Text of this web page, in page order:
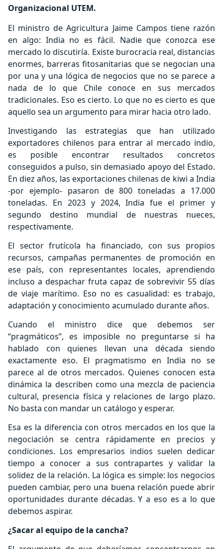
Organizacional UTEM.
El ministro de Agricultura Jaime Campos tiene razón
en algo: India no es fácil. Nadie que conozca ese
mercado lo discutiría. Existe burocracia real, distancias
enormes, barreras fitosanitarias que se negocian una
por una y una lógica de negocios que no se parece a
nada de lo que Chile conoce en sus mercados
tradicionales. Eso es cierto. Lo que no es cierto es que
aquello sea un argumento para mirar hacia otro lado.
Investigando las estrategias que han utilizado
exportadores chilenos para entrar al mercado indio,
es posible encontrar resultados concretos
conseguidos a pulso, sin demasiado apoyo del Estado.
En diez años, las exportaciones chilenas de kiwi a India
-por ejemplo- pasaron de 800 toneladas a 17.000
toneladas. En 2023 y 2024, India fue el primer y
segundo destino mundial de nuestras nueces,
respectivamente.
El sector frutícola ha financiado, con sus propios
recursos, campañas permanentes de promoción en
ese país, con representantes locales, aprendiendo
incluso a despachar fruta capaz de sobrevivir 55 días
de viaje marítimo. Eso no es casualidad: es trabajo,
adaptación y conocimiento acumulado durante años.
Cuando el ministro dice que debemos ser
“pragmáticos”, es imposible no preguntarse si ha
hablado con quienes llevan una década siendo
exactamente eso. El pragmatismo en India no se
parece al de otros mercados. Quienes conocen esta
dinámica la describen como una mezcla de paciencia
cultural, presencia física y relaciones de largo plazo.
No basta con mandar un catálogo y esperar.
Esa es la diferencia con otros mercados en los que la
negociación se centra rápidamente en precios y
condiciones. Los empresarios indios suelen dedicar
tiempo a conocer a sus contrapartes y validar la
solidez de la relación. La lógica es simple: los negocios
pueden cambiar, pero una buena relación puede abrir
oportunidades durante décadas. Y a eso es a lo que
debemos aspirar.
¿Sacar al equipo de la cancha?